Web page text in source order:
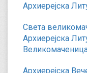
Архиерејска
Света
Архиерејска
Архиерејска